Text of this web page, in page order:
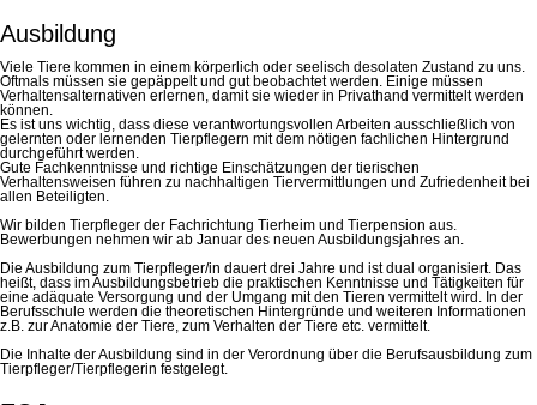
Ausbildung
Viele Tiere kommen in einem körperlich oder seelisch desolaten Zustand zu uns.
Oftmals müssen sie gepäppelt und gut beobachtet werden. Einige müssen
Verhaltensalternativen erlernen, damit sie wieder in Privathand vermittelt werden
können.
Es ist uns wichtig, dass diese verantwortungsvollen Arbeiten ausschließlich von
gelernten oder lernenden Tierpflegern mit dem nötigen fachlichen Hintergrund
durchgeführt werden.
Gute Fachkenntnisse und richtige Einschätzungen der tierischen
Verhaltensweisen führen zu nachhaltigen Tiervermittlungen und Zufriedenheit bei
allen Beteiligten.
Wir bilden Tierpfleger der Fachrichtung Tierheim und Tierpension aus.
Bewerbungen nehmen wir ab Januar des neuen Ausbildungsjahres an.
Die Ausbildung zum Tierpfleger/in dauert drei Jahre und ist dual organisiert. Das
heißt, dass im Ausbildungsbetrieb die praktischen Kenntnisse und Tätigkeiten für
eine adäquate Versorgung und der Umgang mit den Tieren vermittelt wird. In der
Berufsschule werden die theoretischen Hintergründe und weiteren Informationen
z.B. zur Anatomie der Tiere, zum Verhalten der Tiere etc. vermittelt.
Die Inhalte der Ausbildung sind in der Verordnung über die Berufsausbildung zum
Tierpfleger/Tierpflegerin festgelegt.